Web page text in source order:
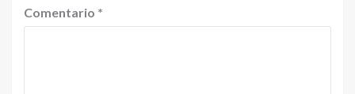
Comentario *